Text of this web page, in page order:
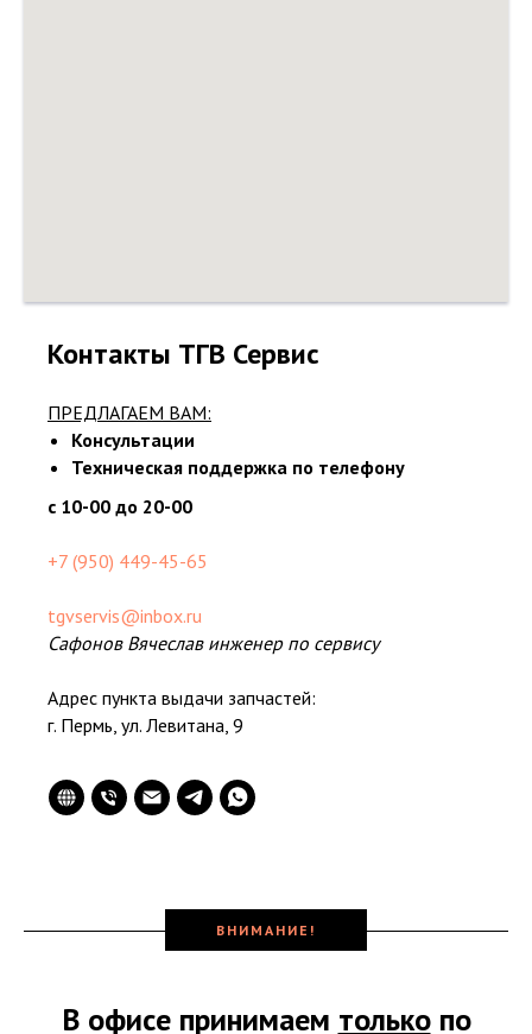
Контакты ТГВ Сервис
ПРЕДЛАГАЕМ ВАМ:
Консультации
Техническая поддержка по телефону
с 10-00 до 20-00
+7 (950) 449-45-65
tgvservis@inbox.ru
Сафонов Вячеслав инженер по сервису
Адрес пункта выдачи запчастей:
г. Пермь, ул. Левитана, 9
ВНИМАНИЕ!
В офисе принимаем толькопо